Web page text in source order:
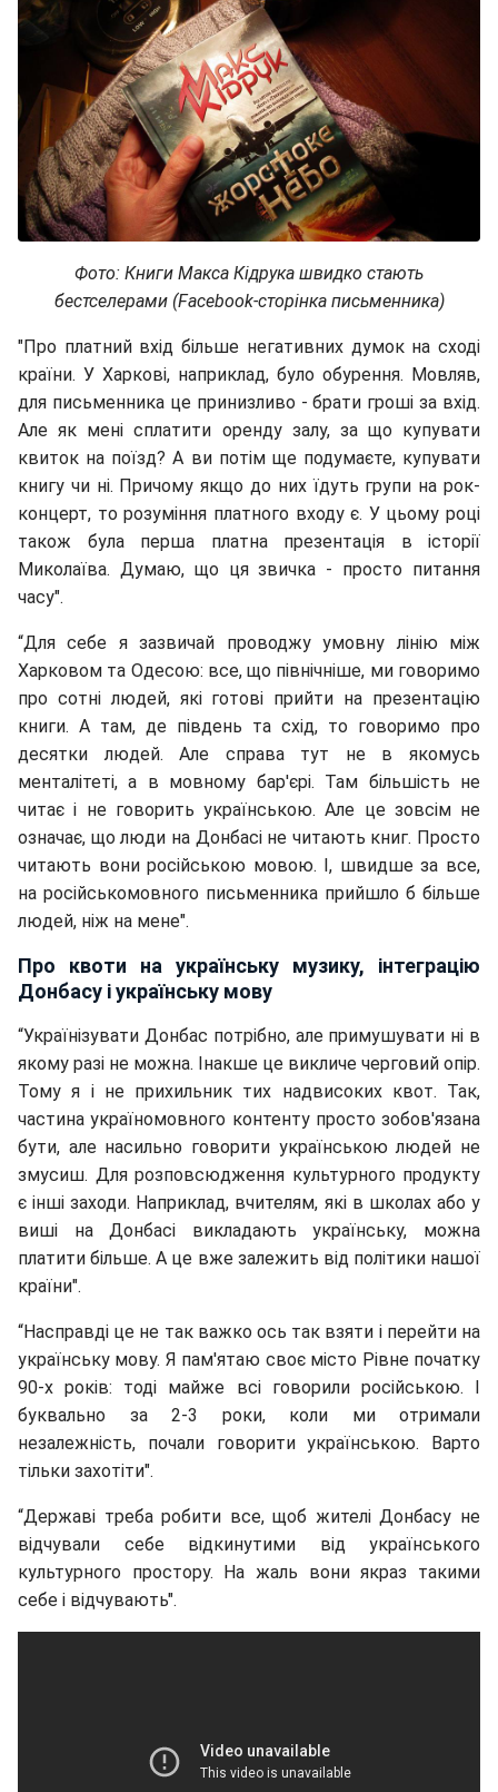
Фото: Книги Макса Кідрука швидко стають
бестселерами (Facebook-сторінка письменника)
"Про платний вхід більше негативних думок на сході
країни. У Харкові, наприклад, було обурення. Мовляв,
для письменника це принизливо - брати гроші за вхід.
Але як мені сплатити оренду залу, за що купувати
квиток на поїзд? А ви потім ще подумаєте, купувати
книгу чи ні. Причому якщо до них їдуть групи на рок-
концерт, то розуміння платного входу є. У цьому році
також була перша платна презентація в історії
Миколаїва. Думаю, що ця звичка - просто питання
часу".
“Для себе я зазвичай проводжу умовну лінію між
Харковом та Одесою: все, що північніше, ми говоримо
про сотні людей, які готові прийти на презентацію
книги. А там, де південь та схід, то говоримо про
десятки людей. Але справа тут не в якомусь
менталітеті, а в мовному бар'єрі. Там більшість не
читає і не говорить українською. Але це зовсім не
означає, що люди на Донбасі не читають книг. Просто
читають вони російською мовою. І, швидше за все,
на російськомовного письменника прийшло б більше
людей, ніж на мене".
Про квоти на українську музику, інтеграцію
Донбасу і українську мову
“Українізувати Донбас потрібно, але примушувати ні в
якому разі не можна. Інакше це викличе черговий опір.
Тому я і не прихильник тих надвисоких квот. Так,
частина україномовного контенту просто зобов'язана
бути, але насильно говорити українською людей не
змусиш. Для розповсюдження культурного продукту
є інші заходи. Наприклад, вчителям, які в школах або у
виші на Донбасі викладають українську, можна
платити більше. А це вже залежить від політики нашої
країни".
“Насправді це не так важко ось так взяти і перейти на
українську мову. Я пам'ятаю своє місто Рівне початку
90-х років: тоді майже всі говорили російською. І
буквально за 2-3 роки, коли ми отримали
незалежність, почали говорити українською. Варто
тільки захотіти".
“Державі треба робити все, щоб жителі Донбасу не
відчували себе відкинутими від українського
культурного простору. На жаль вони якраз такими
себе і відчувають".